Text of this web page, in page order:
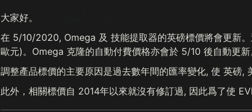
大家好。
在 5/10/2020, Omega 及 技能提取器的英磅標價將會更新
歐元)。Omega 克隆的自動付費價格亦會於 5/10 後自動更新
調整產品標價的主要原因是過去數年間的匯率變化, 使 英磅,
此外，相關標價自 2014年以來就沒有修訂過, 因此爲了使